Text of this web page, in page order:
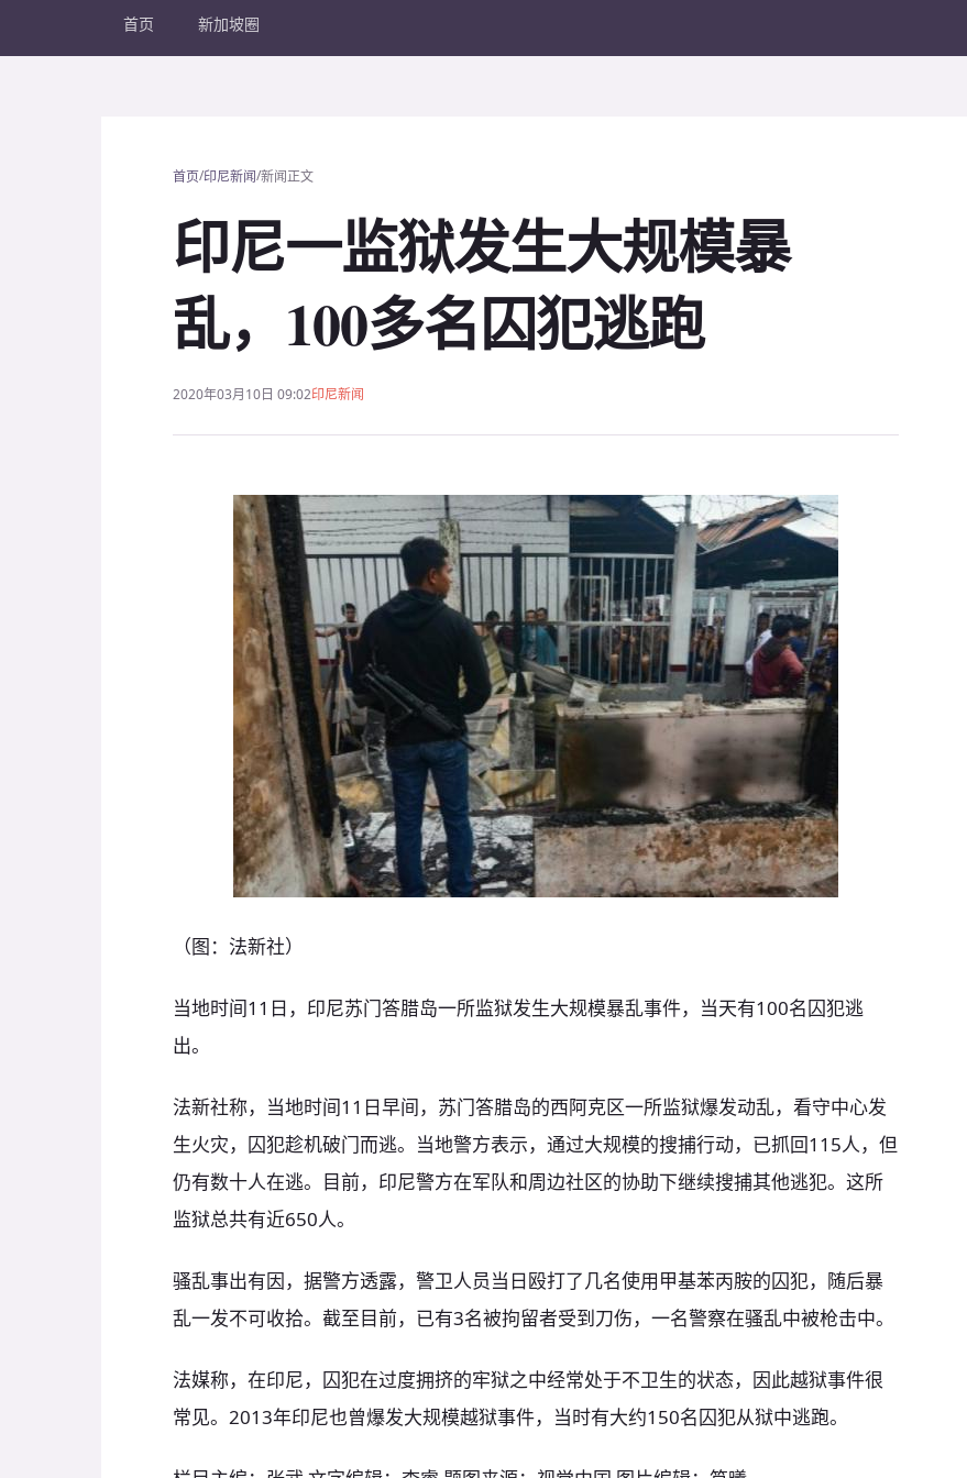
首页 新加坡圈
首页/印尼新闻/新闻正文
印尼一监狱发生大规模暴
乱，100多名囚犯逃跑
2020年03月10日 09:02印尼新闻
（图：法新社）
当地时间11日，印尼苏门答腊岛一所监狱发生大规模暴乱事件，当天有100名囚犯逃
出。
法新社称，当地时间11日早间，苏门答腊岛的西阿克区一所监狱爆发动乱，看守中心发
生火灾，囚犯趁机破门而逃。当地警方表示，通过大规模的搜捕行动，已抓回115人，但
仍有数十人在逃。目前，印尼警方在军队和周边社区的协助下继续搜捕其他逃犯。这所
监狱总共有近650人。
骚乱事出有因，据警方透露，警卫人员当日殴打了几名使用甲基苯丙胺的囚犯，随后暴
乱一发不可收拾。截至目前，已有3名被拘留者受到刀伤，一名警察在骚乱中被枪击中。
法媒称，在印尼，囚犯在过度拥挤的牢狱之中经常处于不卫生的状态，因此越狱事件很
常见。2013年印尼也曾爆发大规模越狱事件，当时有大约150名囚犯从狱中逃跑。